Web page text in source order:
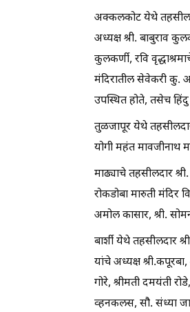
अक्कलकोट येथे
अध्यक्ष श्री. बाबुराव
कुलकर्णी, रवि
मंदिरातील सेवेकरी कु.
उपस्थित होते, तसेच
तुळजापूर येथे तहसीलदार
योगी महंत मावजीनाथ
माढ्याचे तहसीलदार
रोकडोबा मारुती मंदिर
अमोल कासार, श्री.
बार्शी येथे तहसीलदार
यांचे अध्यक्ष श्री.कपूरबा,
गोरे, श्रीमती दमयंती
व्हनकलस, सौ. संध्या